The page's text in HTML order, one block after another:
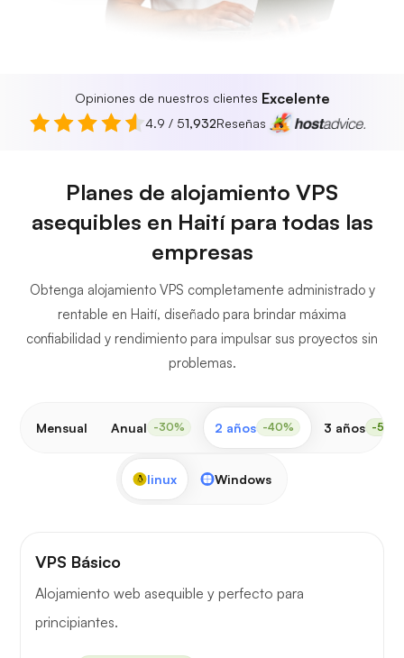
Opiniones de nuestros clientes Excelente
4.9 / 51,932Reseñas
Planes de alojamiento VPS
asequibles en Haití para todas las
empresas
Obtenga alojamiento VPS completamente administrado y
rentable en Haití, diseñado para brindar máxima
confiabilidad y rendimiento para impulsar sus proyectos sin
problemas.
Mensual Anual -30% 2 años -40% 3 años -50%
linux Windows
VPS Básico
Alojamiento web asequible y perfecto para
principiantes.